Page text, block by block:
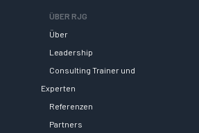
ÜBER RJG
Über
Leadership
Consulting Trainer und
Experten
Referenzen
Partners